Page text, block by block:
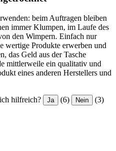
beim Auftragen bleiben
immer Klumpen, im Laufe des
den Wimpern. Einfach nur
wertige Produkte erwerben und
das Geld aus der Tasche
mittlerweile ein qualitativ und
eines anderen Herstellers und
hilfreich? Ja (6) Nein (3)